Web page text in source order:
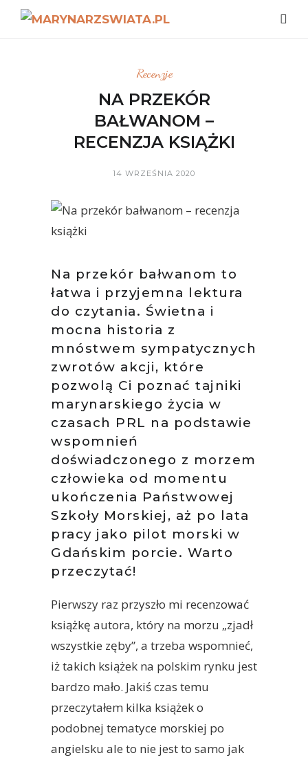
Recenzje
NA PRZEKÓR
BAŁWANOM –
RECENZJA KSIĄŻKI
14 WRZEŚNIA 2020
Na przekór bałwanom to
łatwa i przyjemna lektura
do czytania. Świetna i
mocna historia z
mnóstwem sympatycznych
zwrotów akcji, które
pozwolą Ci poznać tajniki
marynarskiego życia w
czasach PRL na podstawie
wspomnień
doświadczonego z morzem
człowieka od momentu
ukończenia Państwowej
Szkoły Morskiej, aż po lata
pracy jako pilot morski w
Gdańskim porcie. Warto
przeczytać!
Pierwszy raz przyszło mi recenzować
książkę autora, który na morzu „zjadł
wszystkie zęby”, a trzeba wspomnieć,
iż takich książek na polskim rynku jest
bardzo mało. Jakiś czas temu
przeczytałem kilka książek o
podobnej tematyce morskiej po
angielsku ale to nie jest to samo jak